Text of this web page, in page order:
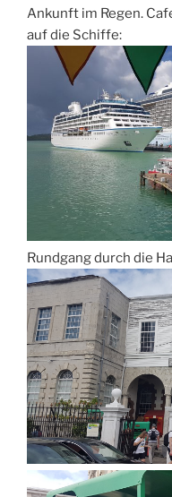
Ankunft im Regen.
auf die Schiffe:
Rundgang durch die